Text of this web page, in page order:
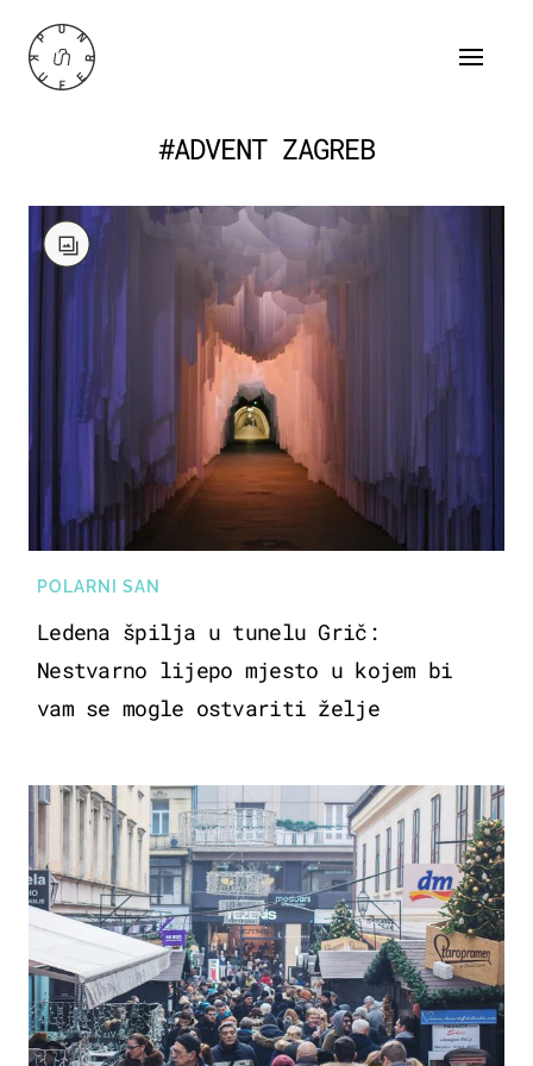
#ADVENT ZAGREB
POLARNI SAN
Ledena špilja u tunelu Grič:
Nestvarno lijepo mjesto u kojem bi
vam se mogle ostvariti želje